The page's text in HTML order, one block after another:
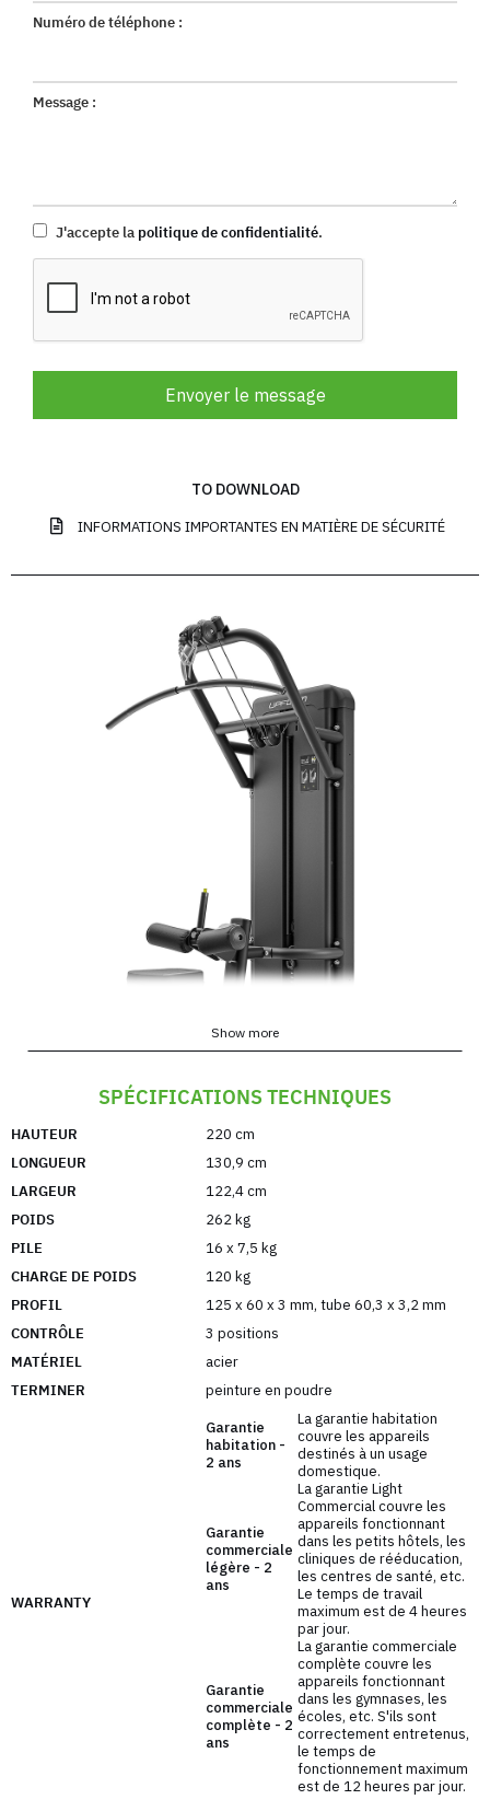
Numéro de téléphone :
Message :
J'accepte la politique de confidentialité.
Envoyer le message
TO DOWNLOAD
INFORMATIONS IMPORTANTES EN MATIÈRE DE SÉCURITÉ
Lève-personne plafonnier (double) UR-U018 -
Le lève-personne plafonnier UR-U018 (double) est
un complément imbattable à l'équipement de votre
salle de sport ou de votre club de fitness. Cet
appareil est conçu pour un usage commercial, ce
qui vous permet d'entraîner vos muscles dorsaux.
L'utilisation de deux poulies indépendantes est une
solution réfléchie qui élargit les possibilités
d'entraînement. Il est ainsi possible d'entraîner
chaque côté du corps séparément.
Une construction stable, un rembourrage durable
et un design moderne ne sont que quelques-uns
des nombreux avantages du lève-personnes
plafonnier UR-U018 de la série R-Line d'UpForm.
Grâce à l'utilisation de câbles doubles, il est
possible d'entraîner des parties musculaires
sélectionnées. Vous pouvez utiliser différents
accessoires pour séparer les muscles que vous
entraînez. Rien ne vous empêche non plus de relier
les câbles de l'élévateur à une seule tige. Chaque
option présente de nombreux avantages,
choisissez vous-même ce qui vous convient le
Show more
SPÉCIFICATIONS TECHNIQUES
HAUTEUR
220 cm
LONGUEUR
130,9 cm
LARGEUR
122,4 cm
POIDS
262 kg
PILE
16 x 7,5 kg
CHARGE DE POIDS
120 kg
PROFIL
125 x 60 x 3 mm,tube 60,3 x 3,2 mm
CONTRÔLE
3 positions
MATÉRIEL
acier
TERMINER
peinture en poudre
WARRANTY
Garantie
habitation -
2 ans
La garantie habitation
couvre les appareils
destinés à un usage
domestique.
Garantie
commerciale
légère - 2
ans
La garantie Light
Commercial couvre les
appareils fonctionnant
dans les petits hôtels, les
cliniques de rééducation,
les centres de santé, etc.
Le temps de travail
maximum est de 4 heures
par jour.
Garantie
commerciale
complète - 2
ans
La garantie commerciale
complète couvre les
appareils fonctionnant
dans les gymnases, les
écoles, etc. S'ils sont
correctement entretenus,
le temps de
fonctionnement maximum
est de 12 heures par jour.